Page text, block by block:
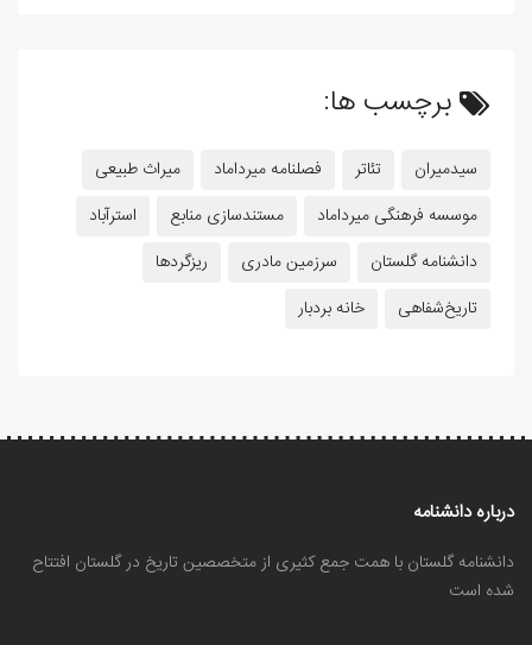
برچسب ها:
سیدمیران تئاتر فصلنامه میرداماد
میراث طبیعی
موسسه فرهنگی میرداماد
مستندسازی منابع
استرآباد
دانشنامه گلستان
سرزمین مادری
ریزگردها
تاریخ‌شفاهی
خانه بردبار
درباره دانشنامه
دانشنامه گلستان با همت جمع کثیری از متخصصین تاریخ در گلستان افتتاح
شده است